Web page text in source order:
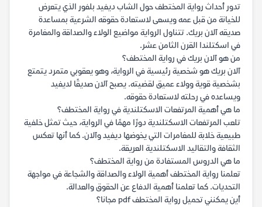
تدور أحداث رواية المختطف حول الشاب ديفيد بلفور الذي يتعرض
للخيانة من قبل عمه ويسعى لاستعادة حقوقه الشرعية بمساعدة
صديقه آلان بريك. تتناول الرواية مواضيع الولاء والصداقة والمغامرة
في اسكتلندا القرن الثامن عشر.
من هو آلان بريك في رواية المختطف؟
آلان بريك هو شخصية رئيسية في الرواية، وهو يعقوبي متمرد يتمتع
بشخصية قوية وولاء عميق لقضيته. يصبح آلان صديقًا لديفيد
ويساعده في رحلته لاستعادة حقوقه.
ما هي أهمية المرتفعات الاسكتلندية في رواية المختطف؟
تلعب المرتفعات الاسكتلندية دورًا مهمًا في الرواية، حيث تمثل خلفية
طبيعية خلابة للمغامرات التي يخوضها ديفيد وآلان. كما أنها تعكس
الثقافة والتقاليد الاسكتلندية العريقة.
ما هي الدروس المستفادة من رواية المختطف؟
تعلمنا رواية المختطف أهمية الولاء والصداقة والشجاعة في مواجهة
التحديات. كما تعلمنا أهمية الدفاع عن الحقوق والعدالة.
أين يمكنني تحميل رواية المختطف pdf مجانا؟